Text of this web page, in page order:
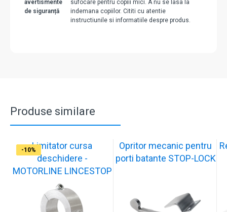
avertismente
de siguranță
sufocare pentru copiii mici. A nu se lasa la
indemana copiilor. Cititi cu atentie
instructiunile si informatiile despre produs.
Produse similare
-12%Limitator cursa
deschidere -
MOTORLINE LINCESTOP
-10%
Opritor mecanic pentru
porti batante STOP-LOCK
-10%
-11%
-10%
-11%
-9%
-10%
-11%
-10%